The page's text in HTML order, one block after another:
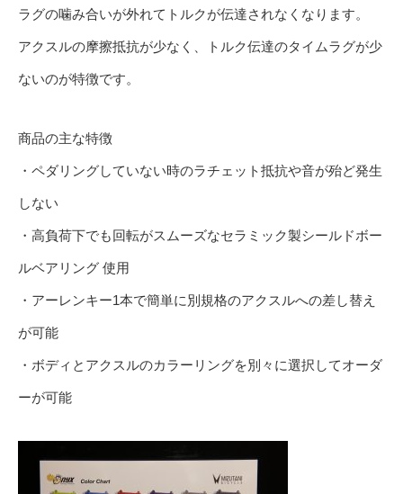
ラグの噛み合いが外れてトルクが伝達されなくなります。
アクスルの摩擦抵抗が少なく、トルク伝達のタイムラグが少
ないのが特徴です。
商品の主な特徴
・ペダリングしていない時のラチェット抵抗や音が殆ど発生
しない
・高負荷下でも回転がスムーズなセラミック製シールドボー
ルベアリング 使用
・アーレンキー1本で簡単に別規格のアクスルへの差し替え
が可能
・ボディとアクスルのカラーリングを別々に選択してオーダ
ーが可能